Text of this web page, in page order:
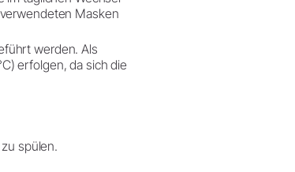
Masken
werden. Als
erfolgen, da sich die
spülen.